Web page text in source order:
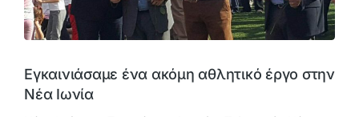
Εγκαινιάσαμε ένα ακόμη αθλητικό έργο στην
Νέα Ιωνία